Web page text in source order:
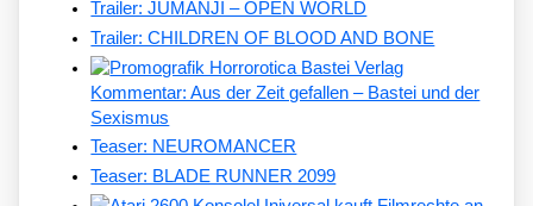
Trailer: JUMANJI – OPEN WORLD
Trailer: CHILDREN OF BLOOD AND BONE
Kommentar: Aus der Zeit gefallen – Bastei und der
Sexismus
Teaser: NEUROMANCER
Teaser: BLADE RUNNER 2099